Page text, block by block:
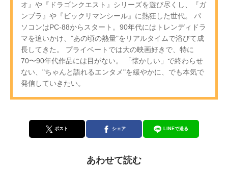
オ』や『ドラゴンクエスト』シリーズを遊び尽くし、『ガ
ンプラ』や『ビックリマンシール』に熱狂した世代。 パ
ソコンはPC-88からスタート。90年代にはトレンディドラ
マを追いかけ、"あの頃の熱量"をリアルタイムで浴びて成
長してきた。 プライベートでは大の映画好きで、特に
70〜90年代作品には目がない。 「懐かしい」で終わらせ
ない、"ちゃんと語れるエンタメ"を緩やかに、でも本気で
発信していきたい。
ポスト シェア LINEで送る
あわせて読む